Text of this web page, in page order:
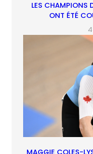
LES CHAMPIONS
ONT ÉTÉ
MAGGIE COLES-